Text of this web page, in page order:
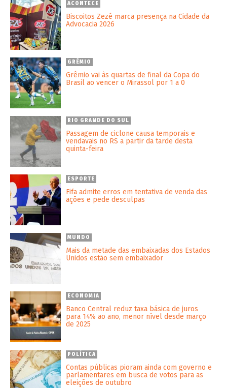
ACONTECE
Biscoitos Zezé marca presença na Cidade da
Advocacia 2026
GRÊMIO
Grêmio vai às quartas de final da Copa do
Brasil ao vencer o Mirassol por 1 a 0
RIO GRANDE DO SUL
Passagem de ciclone causa temporais e
vendavais no RS a partir da tarde desta
quinta-feira
ESPORTE
Fifa admite erros em tentativa de venda das
ações e pede desculpas
MUNDO
Mais da metade das embaixadas dos Estados
Unidos estão sem embaixador
ECONOMIA
Banco Central reduz taxa básica de juros
para 14% ao ano, menor nível desde março
de 2025
POLÍTICA
Contas públicas pioram ainda com governo e
parlamentares em busca de votos para as
eleições de outubro